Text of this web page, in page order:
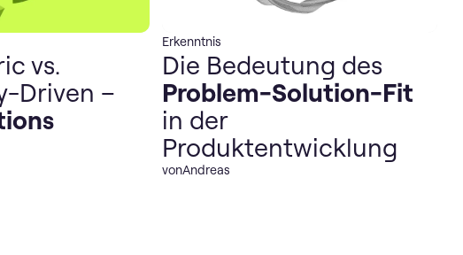
vs.
Driven –
Erkenntnis
Die Bedeutung des
Problem-Solution-Fit
in der
Produktentwicklung
vonAndreas